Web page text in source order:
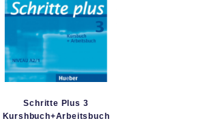
Schritte Plus 3
Kurshbuch+Arbeitsbuch